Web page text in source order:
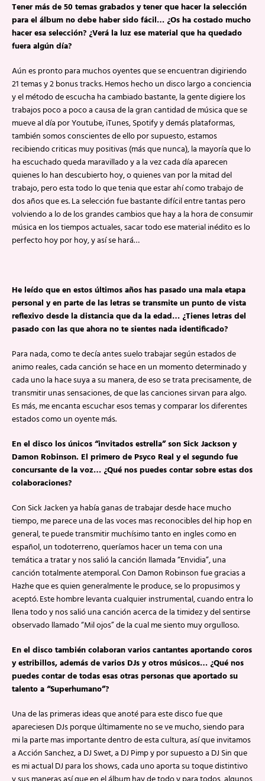
Tener más de 50 temas grabados y tener que hacer la selección
para el álbum no debe haber sido fácil… ¿Os ha costado mucho
hacer esa selección? ¿Verá la luz ese material que ha quedado
fuera algún día?
Aún es pronto para muchos oyentes que se encuentran digiriendo
21 temas y 2 bonus tracks. Hemos hecho un disco largo a conciencia
y el método de escucha ha cambiado bastante, la gente digiere los
trabajos poco a poco a causa de la gran cantidad de música que se
mueve al día por Youtube, iTunes, Spotify y demás plataformas,
también somos conscientes de ello por supuesto, estamos
recibiendo criticas muy positivas (más que nunca), la mayoría que lo
ha escuchado queda maravillado y a la vez cada día aparecen
quienes lo han descubierto hoy, o quienes van por la mitad del
trabajo, pero esta todo lo que tenia que estar ahí como trabajo de
dos años que es. La selección fue bastante difícil entre tantas pero
volviendo a lo de los grandes cambios que hay a la hora de consumir
música en los tiempos actuales, sacar todo ese material inédito es lo
perfecto hoy por hoy, y así se hará…
He leído que en estos últimos años has pasado una mala etapa
personal y en parte de las letras se transmite un punto de vista
reflexivo desde la distancia que da la edad… ¿Tienes letras del
pasado con las que ahora no te sientes nada identificado?
Para nada, como te decía antes suelo trabajar según estados de
animo reales, cada canción se hace en un momento determinado y
cada uno la hace suya a su manera, de eso se trata precisamente, de
transmitir unas sensaciones, de que las canciones sirvan para algo.
Es más, me encanta escuchar esos temas y comparar los diferentes
estados como un oyente más.
En el disco los únicos “invitados estrella” son Sick Jackson y
Damon Robinson. El primero de Psyco Real y el segundo fue
concursante de la voz… ¿Qué nos puedes contar sobre estas dos
colaboraciones?
Con Sick Jacken ya había ganas de trabajar desde hace mucho
tiempo, me parece una de las voces mas reconocibles del hip hop en
general, te puede transmitir muchísimo tanto en ingles como en
español, un todoterreno, queríamos hacer un tema con una
temática a tratar y nos salió la canción llamada “Envidia”, una
canción totalmente atemporal. Con Damon Robinson fue gracias a
Hazhe que es quien generalmente le produce, se lo propusimos y
aceptó. Este hombre levanta cualquier instrumental, cuando entra lo
llena todo y nos salió una canción acerca de la timidez y del sentirse
observado llamado “Mil ojos” de la cual me siento muy orgulloso.
En el disco también colaboran varios cantantes aportando coros
y estribillos, además de varios DJs y otros músicos… ¿Qué nos
puedes contar de todas esas otras personas que aportado su
talento a “Superhumano”?
Una de las primeras ideas que anoté para este disco fue que
apareciesen DJs porque últimamente no se ve mucho, siendo para
mi la parte mas importante dentro de esta cultura, así que invitamos
a Acción Sanchez, a DJ Swet, a DJ Pimp y por supuesto a DJ Sin que
es mi actual DJ para los shows, cada uno aporta su toque distintivo